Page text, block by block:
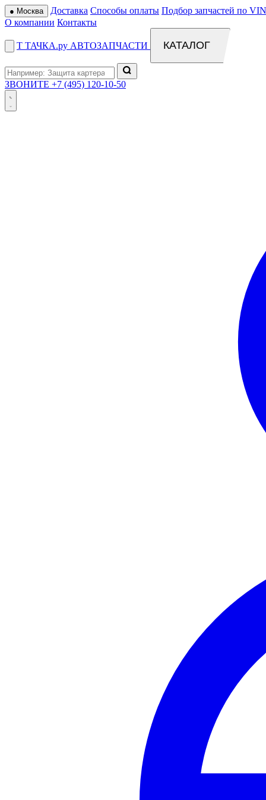
● Москва Доставка Способы оплаты Подбор запчастей по
О компании Контакты
Т ТАЧКА.ру АВТОЗАПЧАСТИ КАТАЛОГ
ЗВОНИТЕ +7 (495) 120-10-50